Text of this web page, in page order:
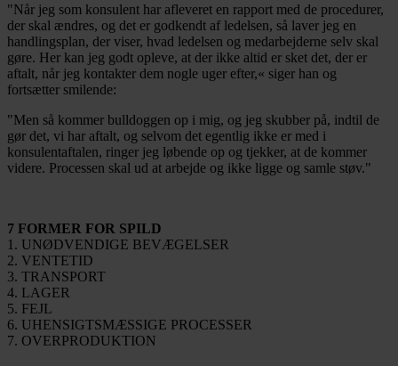
"Når jeg som konsulent har afleveret en rapport med de procedurer,
der skal ændres, og det er godkendt af ledelsen, så laver jeg en
handlingsplan, der viser, hvad ledelsen og medarbejderne selv skal
gøre. Her kan jeg godt opleve, at der ikke altid er sket det, der er
aftalt, når jeg kontakter dem nogle uger efter,« siger han og
fortsætter smilende:
"Men så kommer bulldoggen op i mig, og jeg skubber på, indtil de
gør det, vi har aftalt, og selvom det egentlig ikke er med i
konsulentaftalen, ringer jeg løbende op og tjekker, at de kommer
videre. Processen skal ud at arbejde og ikke ligge og samle støv."
7 FORMER FOR SPILD
1. UNØDVENDIGE BEVÆGELSER
2. VENTETID
3. TRANSPORT
4. LAGER
5. FEJL
6. UHENSIGTSMÆSSIGE PROCESSER
7. OVERPRODUKTION